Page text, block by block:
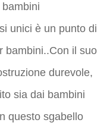
unici è un punto di
bambini..Con il suo
durevole,
sia dai bambini
questo sgabello